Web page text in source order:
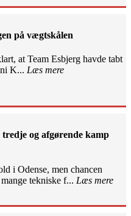
på vægtskålen
at Team Esbjerg havde tabt
K... Læs mere
og afgørende kamp
i Odense, men chancen
tekniske f... Læs mere